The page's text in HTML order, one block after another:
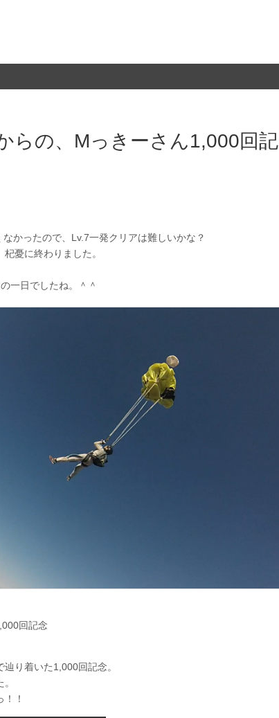
らの、Mっきーさん1,000回記
かったので、Lv.7一発クリアは難しいかな？
憂に終わりました。
一日でしたね。＾＾
回記念
り着いた1,000回記念。
！